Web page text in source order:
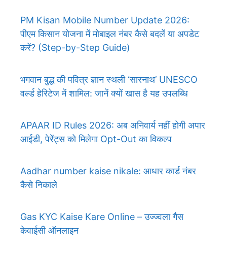
PM Kisan Mobile Number Update 2026:
पीएम किसान योजना में मोबाइल नंबर कैसे बदलें या अपडेट
करें? (Step-by-Step Guide)
भगवान बुद्ध की पवित्र ज्ञान स्थली ‘सारनाथ’ UNESCO
वर्ल्ड हेरिटेज में शामिल: जानें क्यों खास है यह उपलब्धि
APAAR ID Rules 2026: अब अनिवार्य नहीं होगी अपार
आईडी, पेरेंट्स को मिलेगा Opt-Out का विकल्प
Aadhar number kaise nikale: आधार कार्ड नंबर
कैसे निकाले
Gas KYC Kaise Kare Online – उज्ज्वला गैस
केवाईसी ऑनलाइन